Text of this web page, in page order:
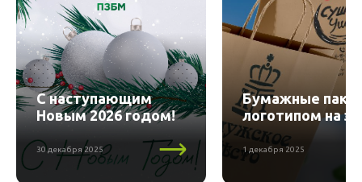
С наступающим
Новым 2026 годом!
30 декабря 2025
Бумажные
логотипом на
1 декабря 2025